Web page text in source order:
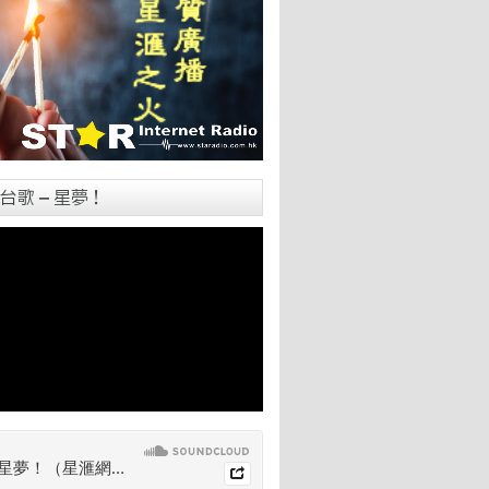
歌 – 星夢！